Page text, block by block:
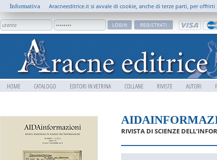
HOME CATALOGO EDITORI IN VETRINA COLLANE RIVISTE AUTORI
RIVISTA DI SCIENZE
Informativa Aracneeditrice.it si avvale di cookie, anche di terze parti, per